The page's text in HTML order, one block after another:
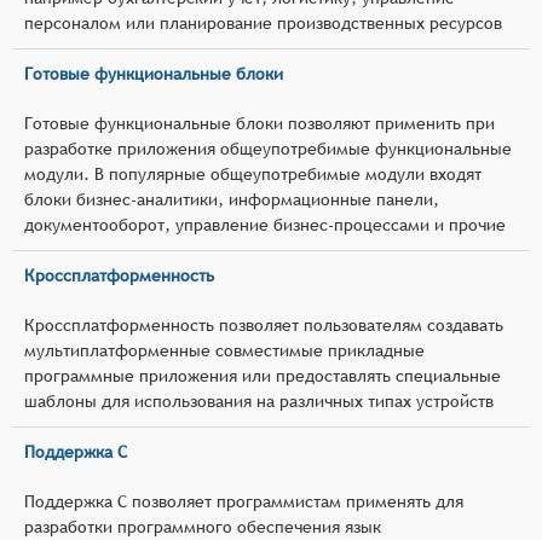
персоналом или планирование производственных ресурсов
Готовые функциональные блоки
Готовые функциональные блоки позволяют применить при
разработке приложения общеупотребимые функциональные
модули. В популярные общеупотребимые модули входят
блоки бизнес-аналитики, информационные панели,
документооборот, управление бизнес-процессами и прочие
Кроссплатформенность
Кроссплатформенность позволяет пользователям создавать
мультиплатформенные совместимые прикладные
программные приложения или предоставлять специальные
шаблоны для использования на различных типах устройств
Поддержка C
Поддержка C позволяет программистам применять для
разработки программного обеспечения язык